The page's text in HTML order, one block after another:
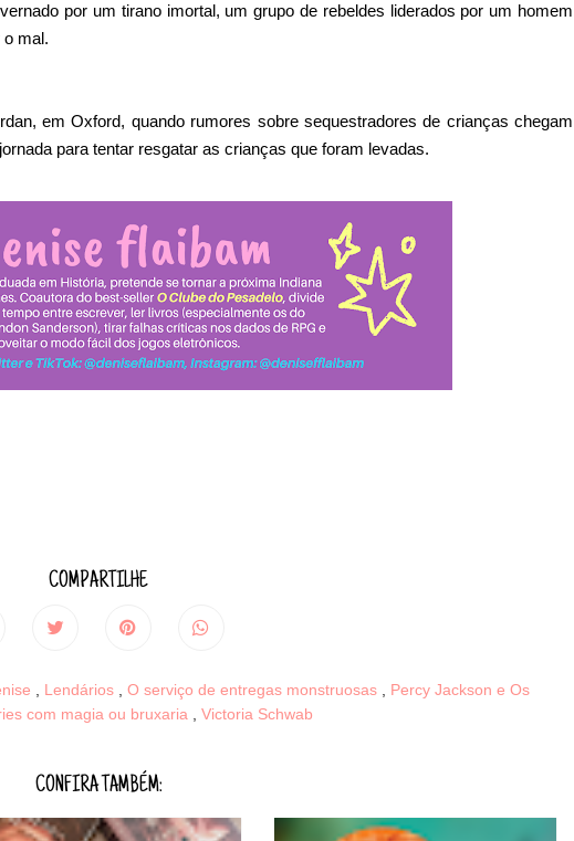
por um tirano imortal, um grupo de rebeldes liderados por um homem
mal.
em Oxford, quando rumores sobre sequestradores de crianças chegam
para tentar resgatar as crianças que foram levadas.
COMPARTILHE
, Lendários , O serviço de entregas monstruosas , Percy Jackson e Os
com magia ou bruxaria , Victoria Schwab
CONFIRA TAMBÉM: